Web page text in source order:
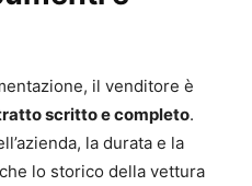
il venditore è
scritto e completo.
la durata e la
lo storico della vettura